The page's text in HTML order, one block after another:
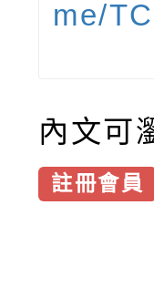
me/
內文可
註冊會員